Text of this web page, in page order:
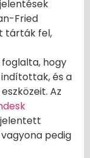
Fried
tárták fel,
hogy
és a
Az
pedig